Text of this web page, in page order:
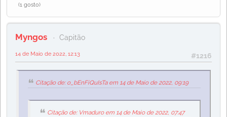
(1 gosto)
Myngos Capitão
#1216
14 de Maio de 2022, 12:13
Citação de: o_bEnFiQuIsTa em 14 de Maio de 2022, 09:19
Citação de: Vmaduro em 14 de Maio de 2022, 07:47